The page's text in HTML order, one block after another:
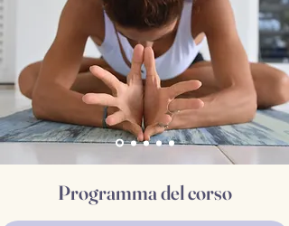
Programma del corso